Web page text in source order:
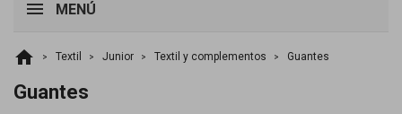
MENÚ
home Textil Junior Textil y complementos Guantes
Guantes